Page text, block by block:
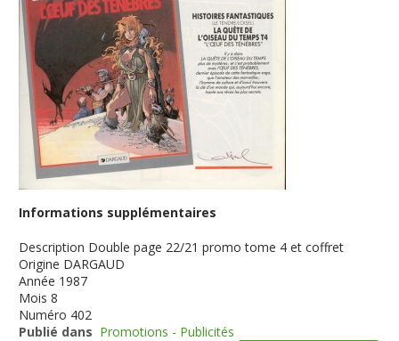
Informations supplémentaires
Description Double page 22/21 promo tome 4 et coffret
Origine DARGAUD
Année 1987
Mois 8
Numéro 402
Publié dans Promotions - Publicités